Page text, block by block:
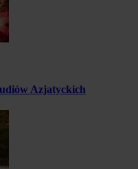
Azjatyckich